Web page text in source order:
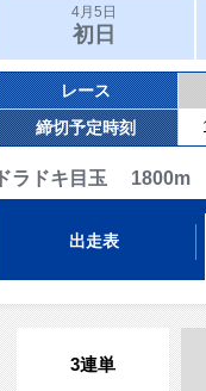
4月5日
初日
レース
締切予定時刻
ドラドキ目玉 1800m
出走表
3連単